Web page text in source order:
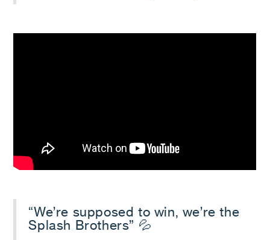
“We’re supposed to win, we’re the
Splash Brothers” 💦